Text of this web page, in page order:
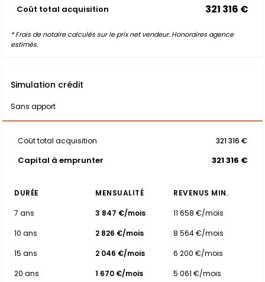
Coût total acquisition 321 316 €
* Frais de notaire calculés sur le prix net vendeur. Honoraires agence
estimés.
Simulation crédit
Sans apport
Coût total acquisition 321 316 €
Capital à emprunter 321 316 €
DURÉE MENSUALITÉ
REVENUS MIN.
7 ans
3 847 €/mois
11 658 €/mois
10 ans
2 826 €/mois
8 564 €/mois
15 ans
2 046 €/mois
6 200 €/mois
20 ans
1 670 €/mois
5 061 €/mois